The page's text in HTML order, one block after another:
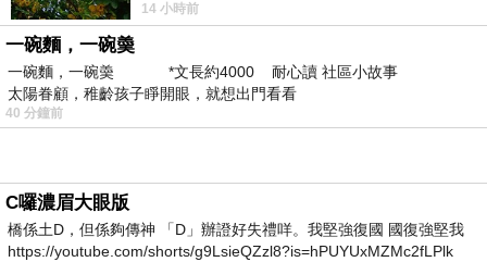
好 因
14 小時前
一碗麵，一碗羮
一碗麵，一碗羮 *文長約4000 耐心讀 社區小故事
太陽眷顧，稚齡孩子睜開眼，就想出門看看
40 分鐘前
C囉濃眉大眼版
橋係土D，但係夠傳神 「D」辦證好失禮咩。我堅強復國 國復強堅我
https://youtube.com/shorts/g9LsieQZzl8?is=hPUYUxMZMc2fLPlk